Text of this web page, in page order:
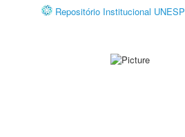
Repositório Institucional UNESP